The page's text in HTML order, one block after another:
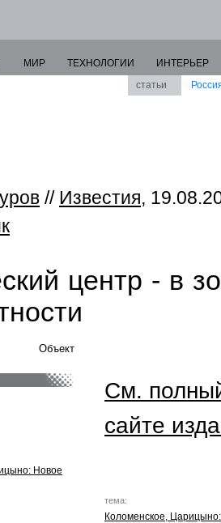
МИР ТЕХНОЛОГИИ
ИНТЕРЬЕР
статьи
// Известия,
центр - в
Объект
Новое
См.
сайте
тема:
Коломенское,